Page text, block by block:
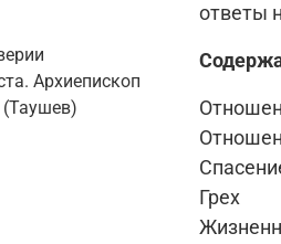
ответы
Грех
Архиепископ